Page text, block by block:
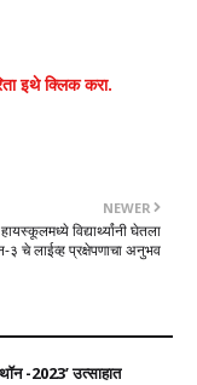
इथे क्लिक करा.
NEWER
विद्यार्थ्यांनी घेतला
३ चे लाईव्ह प्रक्षेपणाचा अनुभव
-2023’ उत्साहात